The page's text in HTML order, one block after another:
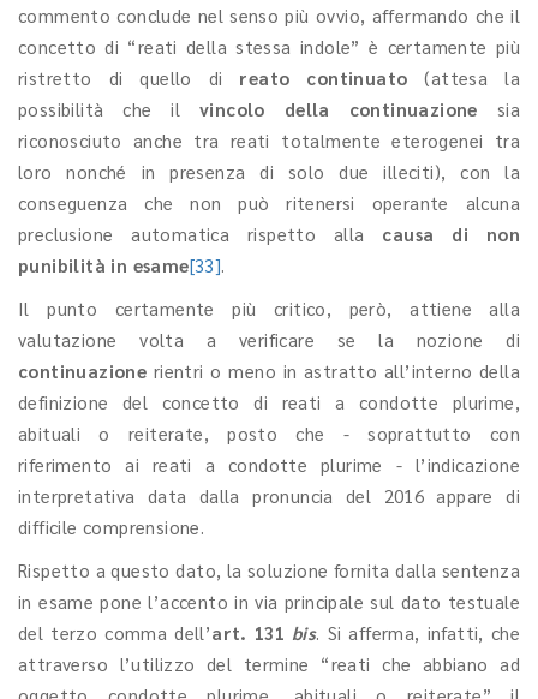
commento conclude nel senso più ovvio, affermando che il
concetto di “reati della stessa indole” è certamente più
ristretto di quello di reato continuato (attesa la
possibilità che ilvincolo della continuazione sia
riconosciuto anche tra reati totalmente eterogenei tra
loro nonché in presenza di solo due illeciti), con la
conseguenza che non può ritenersi operante alcuna
preclusione automatica rispetto alla causa di non
punibilità in esame[33].
Il punto certamente più critico, però, attiene alla
valutazione volta a verificare se la nozione di
continuazione rientri o meno in astratto all’interno della
definizione del concetto di reati a condotte plurime,
abituali o reiterate, posto che - soprattutto con
riferimento ai reati a condotte plurime - l’indicazione
interpretativa data dalla pronuncia del 2016 appare di
difficile comprensione.
Rispetto a questo dato, la soluzione fornita dalla sentenza
in esame pone l’accento in via principale sul dato testuale
del terzo comma dell’art. 131 bis. Si afferma, infatti, che
attraverso l’utilizzo del termine “reati che abbiano ad